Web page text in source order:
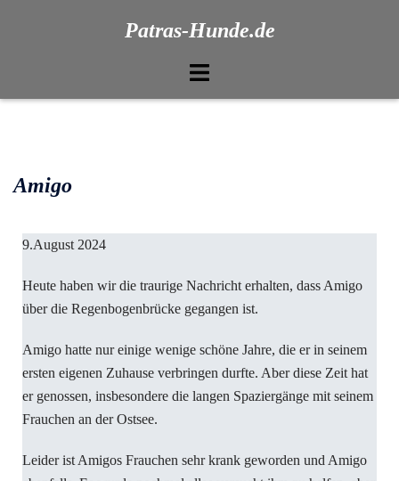
Patras-Hunde.de
Amigo
9.August 2024
Heute haben wir die traurige Nachricht erhalten, dass Amigo
über die Regenbogenbrücke gegangen ist.
Amigo hatte nur einige wenige schöne Jahre, die er in seinem
ersten eigenen Zuhause verbringen durfte. Aber diese Zeit hat
er genossen, insbesondere die langen Spaziergänge mit seinem
Frauchen an der Ostsee.
Leider ist Amigos Frauchen sehr krank geworden und Amigo